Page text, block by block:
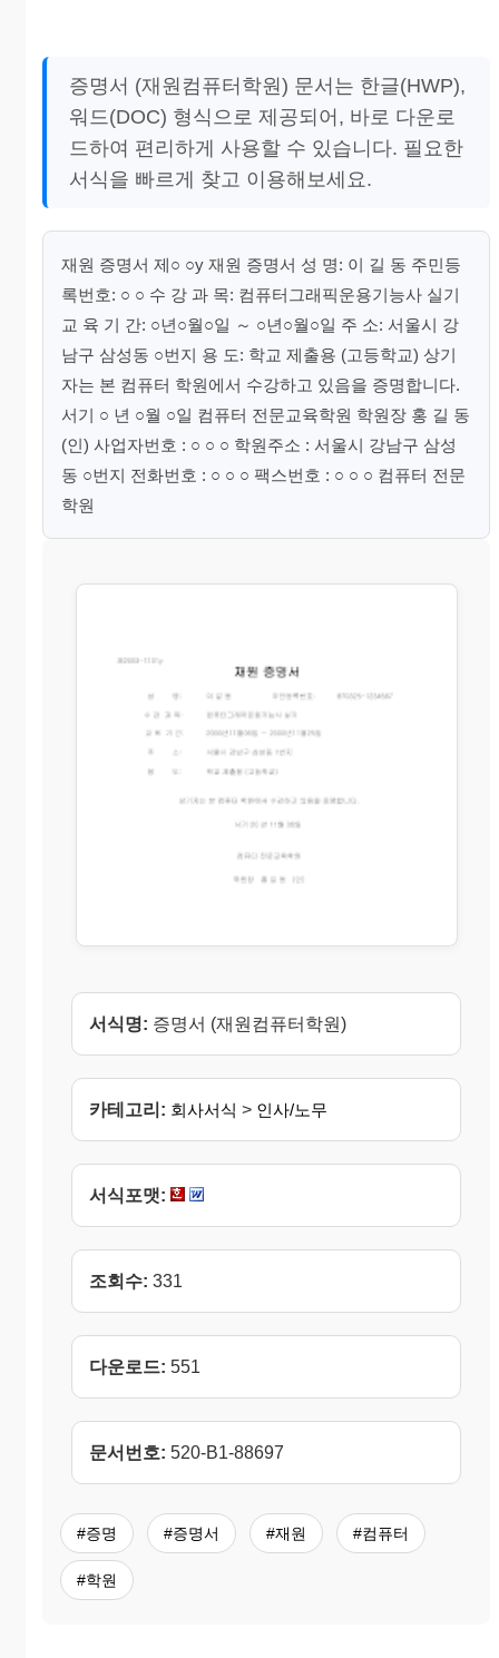
증명서 (재원컴퓨터학원) 문서는 한글(HWP),
워드(DOC) 형식으로 제공되어, 바로 다운로
드하여 편리하게 사용할 수 있습니다. 필요한
서식을 빠르게 찾고 이용해보세요.
재원 증명서 제○ ○y 재원 증명서 성 명: 이 길 동 주민등
록번호: ○ ○ 수 강 과 목: 컴퓨터그래픽운용기능사 실기
교 육 기 간: ○년○월○일 ～ ○년○월○일 주 소: 서울시 강
남구 삼성동 ○번지 용 도: 학교 제출용 (고등학교) 상기
자는 본 컴퓨터 학원에서 수강하고 있음을 증명합니다.
서기 ○ 년 ○월 ○일 컴퓨터 전문교육학원 학원장 홍 길 동
(인) 사업자번호 : ○ ○ ○ 학원주소 : 서울시 강남구 삼성
동 ○번지 전화번호 : ○ ○ ○ 팩스번호 : ○ ○ ○ 컴퓨터 전문
학원
서식명: 증명서 (재원컴퓨터학원)
카테고리: 회사서식 > 인사/노무
서식포맷:
조회수: 331
다운로드: 551
문서번호: 520-B1-88697
#증명 #증명서 #재원 #컴퓨터
#학원